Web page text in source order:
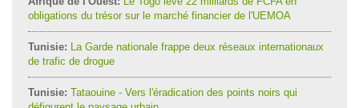
obligations du trésor sur le marché financier de l'UEMOA
Tunisie: La Garde nationale frappe deux réseaux internationaux
de trafic de drogue
Tunisie: Tataouine - Vers l'éradication des points noirs qui